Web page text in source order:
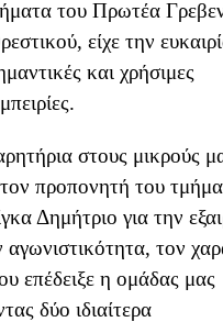
του Πρωτέα
είχε την
και χρήσιμες
στους μικρούς
προπονητή του
Δημήτριο για την
αγωνιστικότητα, τον
επέδειξε η ομάδας μας
δύο ιδιαίτερα